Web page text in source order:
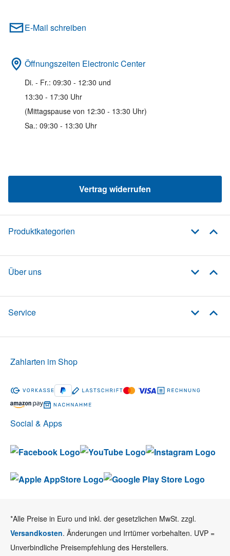
E-Mail schreiben
Öffnungszeiten Electronic Center
Di. - Fr.: 09:30 - 12:30 und
13:30 - 17:30 Uhr
(Mittagspause von 12:30 - 13:30 Uhr)
Sa.: 09:30 - 13:30 Uhr
Vertrag widerrufen
Produktkategorien
Über uns
Service
Social & Apps
Zahlarten im Shop
*Alle Preise in Euro und inkl. der gesetzlichen MwSt. zzgl.
Versandkosten. Änderungen und Irrtümer vorbehalten. UVP =
Unverbindliche Preisempfehlung des Herstellers.